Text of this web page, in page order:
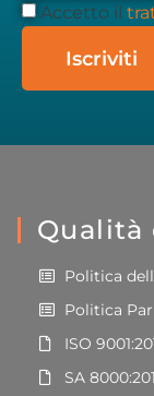
Accetto il
Iscriviti
Qualità
Politica
Politica
ISO
SA